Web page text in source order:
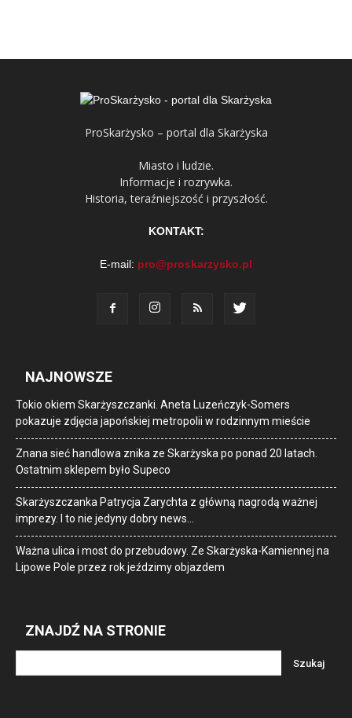
ProSkarżysko – portal dla Skarżyska
Miasto i ludzie.
Informacje i rozrywka.
Historia, teraźniejszość i przyszłość.
KONTAKT:
E-mail: pro@proskarzysko.pl
NAJNOWSZE
Tokio okiem Skarżyszczanki. Aneta Luzeńczyk-Somers
pokazuje zdjęcia japońskiej metropolii w rodzinnym mieście
Znana sieć handlowa znika ze Skarżyska po ponad 20 latach.
Ostatnim sklepem było Supeco
Skarżyszczanka Patrycja Zarychta z główną nagrodą ważnej
imprezy. I to nie jedyny dobry news…
Ważna ulica i most do przebudowy. Ze Skarżyska-Kamiennej na
Lipowe Pole przez rok jeździmy objazdem
ZNAJDŹ NA STRONIE